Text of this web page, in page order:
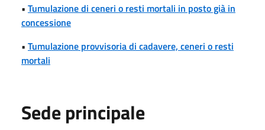
• Tumulazione di ceneri o resti mortali in posto già in
concessione
• Tumulazione provvisoria di cadavere, ceneri o resti
mortali
Sede principale